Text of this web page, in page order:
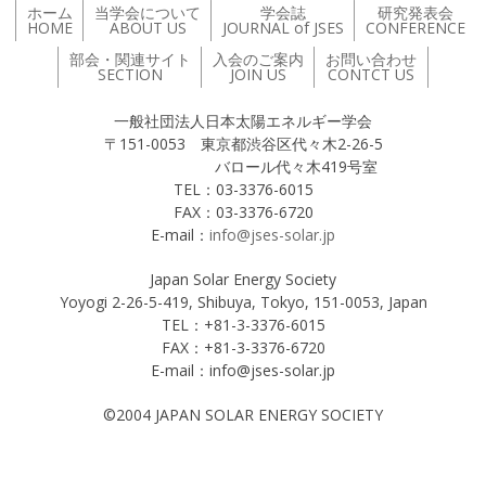
ホーム
HOME
当学会について
ABOUT US
学会誌
JOURNAL of JSES
研究発表会
CONFERENCE
部会・関連サイト
SECTION
入会のご案内
JOIN US
お問い合わせ
CONTCT US
一般社団法人日本太陽エネルギー学会
〒151-0053 東京都渋谷区代々木2-26-5
バロール代々木419号室
TEL：03-3376-6015
FAX：03-3376-6720
E-mail： info@jses-solar.jp
Japan Solar Energy Society
Yoyogi 2-26-5-419, Shibuya, Tokyo, 151-0053, Japan
TEL：+81-3-3376-6015
FAX：+81-3-3376-6720
E-mail：info@jses-solar.jp
©2004 JAPAN SOLAR ENERGY SOCIETY